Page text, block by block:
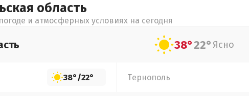
область
и атмосферных условиях на сегодня
38°22° Ясно
38°/22° Тернополь